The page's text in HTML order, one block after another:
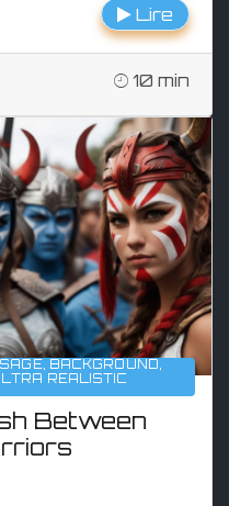
Lire
10 min
, BACKGROUND,
REALISTIC
Between